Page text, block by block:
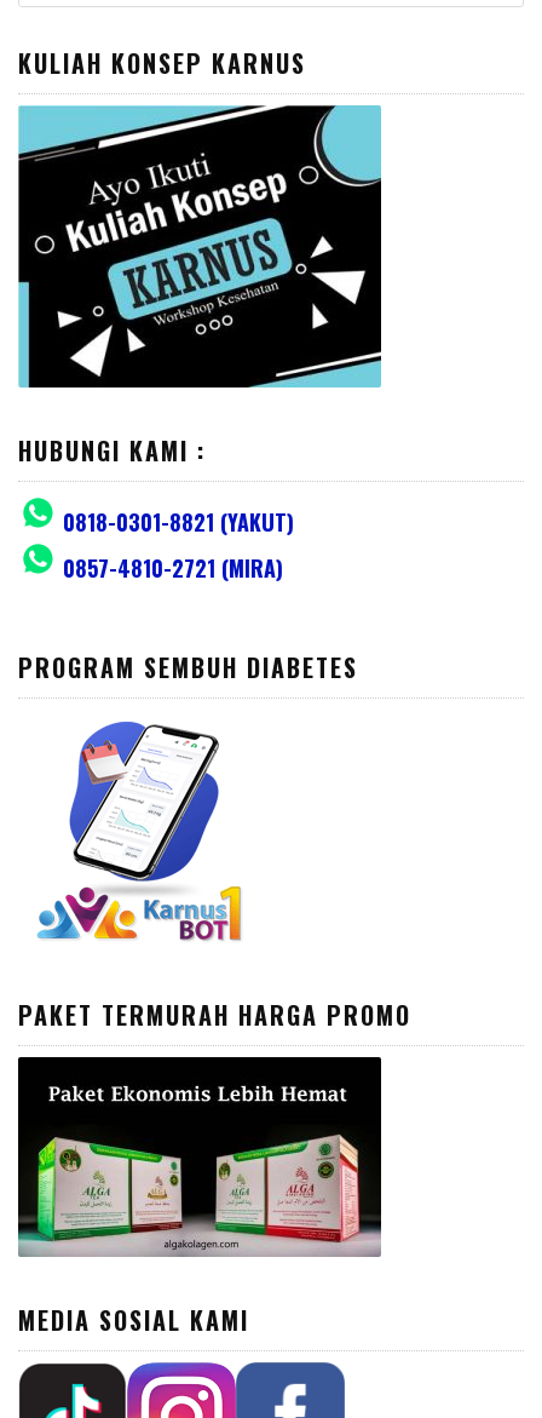
for:
KULIAH KONSEP KARNUS
HUBUNGI KAMI :
0818-0301-8821 (YAKUT)
0857-4810-2721 (MIRA)
PROGRAM SEMBUH DIABETES
PAKET TERMURAH HARGA PROMO
MEDIA SOSIAL KAMI